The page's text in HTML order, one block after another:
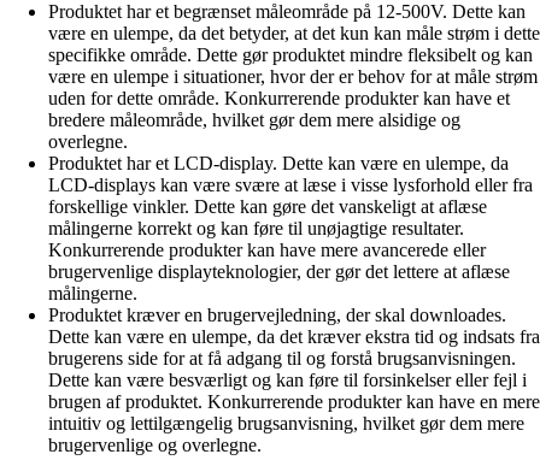
Produktet har et begrænset måleområde på 12-500V. Dette kan
være en ulempe, da det betyder, at det kun kan måle strøm i dette
specifikke område. Dette gør produktet mindre fleksibelt og kan
være en ulempe i situationer, hvor der er behov for at måle strøm
uden for dette område. Konkurrerende produkter kan have et
bredere måleområde, hvilket gør dem mere alsidige og
overlegne.
Produktet har et LCD-display. Dette kan være en ulempe, da
LCD-displays kan være svære at læse i visse lysforhold eller fra
forskellige vinkler. Dette kan gøre det vanskeligt at aflæse
målingerne korrekt og kan føre til unøjagtige resultater.
Konkurrerende produkter kan have mere avancerede eller
brugervenlige displayteknologier, der gør det lettere at aflæse
målingerne.
Produktet kræver en brugervejledning, der skal downloades.
Dette kan være en ulempe, da det kræver ekstra tid og indsats fra
brugerens side for at få adgang til og forstå brugsanvisningen.
Dette kan være besværligt og kan føre til forsinkelser eller fejl i
brugen af produktet. Konkurrerende produkter kan have en mere
intuitiv og lettilgængelig brugsanvisning, hvilket gør dem mere
brugervenlige og overlegne.